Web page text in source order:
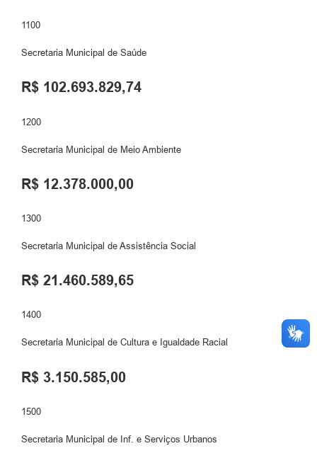
1100
Secretaria Municipal de Saúde
R$ 102.693.829,74
1200
Secretaria Municipal de Meio Ambiente
R$ 12.378.000,00
1300
Secretaria Municipal de Assistência Social
R$ 21.460.589,65
1400
Secretaria Municipal de Cultura e Igualdade Racial
R$ 3.150.585,00
1500
Secretaria Municipal de Inf. e Serviços Urbanos